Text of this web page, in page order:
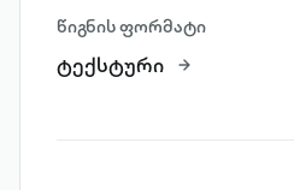
წიგნის ფორმატი
ტექსტური